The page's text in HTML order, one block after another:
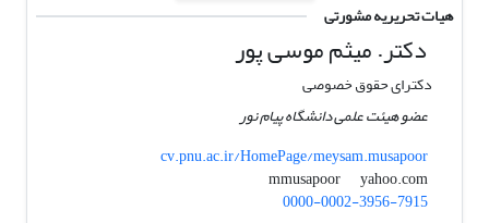
هیات تحریریه مشورتی
دکتر. میثم موسی پور
دکترای حقوق خصوصی
عضو هیئت علمی دانشگاه پیام نور
cv.pnu.ac.ir/HomePage/meysam.musapoor
mmusapoor
yahoo.com
0000-0002-3956-7915